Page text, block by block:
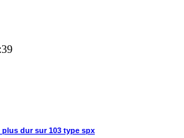
dur sur 103 type spx